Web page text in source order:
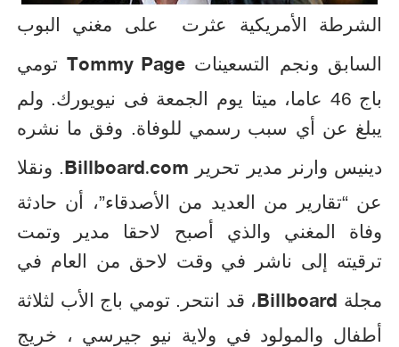
الشرطة الأمريكية عثرت
على مغني البوب
السابق ونجم التسعيناتTommy Pageتومي
باج 46 عاما، ميتا يوم الجمعة فى نيويورك. ولم
يبلغ عن أي سبب رسمي للوفاة. وفق ما نشره
دينيس وارنر مدير تحرير Billboard.com. ونقلا
عن “تقارير من العديد من الأصدقاء”، أن حادثة
وفاة المغني والذي أصبح لاحقا مدير وتمت
ترقيته إلى ناشر في وقت لاحق من العام في
مجلة Billboard، قد انتحر. تومي باج الأب لثلاثة
أطفال والمولود في ولاية نيو جيرسي ، خريج